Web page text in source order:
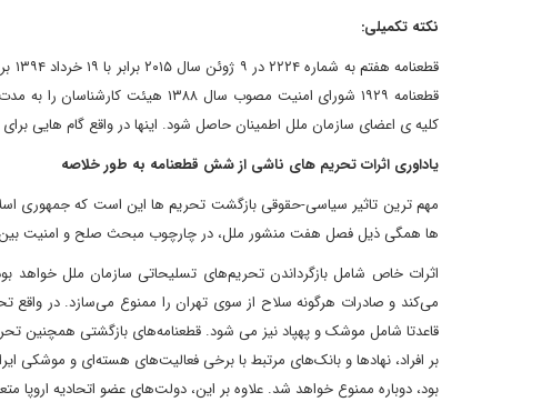
نکته تکمیلی:
قطعنامه ۱۹۲۹ شورای امنیت مصوب
کلیه ی اعضای سازمان ملل اطمینان حاصل شود. اینها در واقع گام هایی
یاداوری اثرات تحریم های ناشی از شش قطعنامه به طور خلاصه
مهم ترین تاثیر سیاسی-حقوقی بازگشت تحریم ها این است که جمهوری
ها همگی ذیل فصل هفت منشور ملل، در چارچوب مبحث صلح و امنیت بین
اثرات خاص شامل بازگرداندن تحریم‌های تسلیحاتی سازمان ملل خواهد
قاعدتا شامل موشک و پهپاد نیز می شود. قطعنامه‌های بازگشتی همچنین
بر افراد، نهادها و بانک‌های مرتبط با برخی فعالیت‌های هسته‌ای و موشکی
بود، دوباره ممنوع خواهد شد. علاوه بر این، دولت‌های عضو اتحادیه اروپا